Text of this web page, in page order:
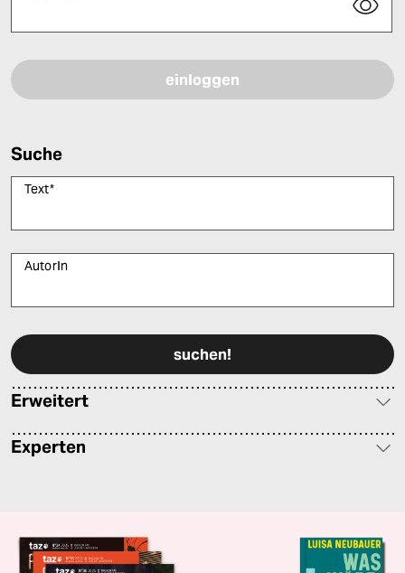
Suche
Text*
AutorIn
Erweitert
Experten